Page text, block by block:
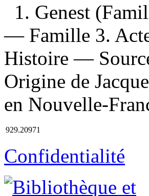
1. Genest
— Famille 3.
Histoire —
Origine de
en Nouvelle-
929.20971
Confidentialité